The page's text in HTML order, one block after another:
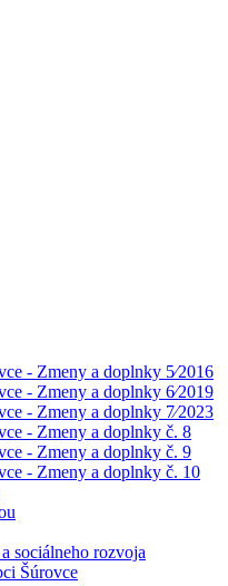
- Zmeny a doplnky 5⁄2016
- Zmeny a doplnky 6⁄2019
- Zmeny a doplnky 7⁄2023
- Zmeny a doplnky č. 8
- Zmeny a doplnky č. 9
- Zmeny a doplnky č. 10
sociálneho rozvoja
Šúrovce